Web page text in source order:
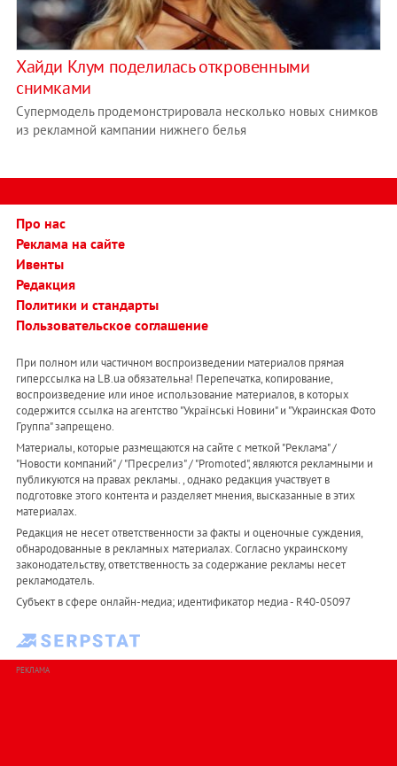
Хайди Клум поделилась откровенными
снимками
Супермодель продемонстрировала несколько новых снимков
из рекламной кампании нижнего белья
Про нас
Реклама на сайте
Ивенты
Редакция
Политики и стандарты
Пользовательское соглашение
При полном или частичном воспроизведении материалов прямая
гиперссылка на LB.ua обязательна! Перепечатка, копирование,
воспроизведение или иное использование материалов, в которых
содержится ссылка на агентство "Українськi Новини" и "Украинская Фото
Группа" запрещено.
Материалы, которые размещаются на сайте с меткой "Реклама" /
"Новости компаний" / "Пресрелиз" / "Promoted", являются рекламными и
публикуются на правах рекламы. , однако редакция участвует в
подготовке этого контента и разделяет мнения, высказанные в этих
материалах.
Редакция не несет ответственности за факты и оценочные суждения,
обнародованные в рекламных материалах. Согласно украинскому
законодательству, ответственность за содержание рекламы несет
рекламодатель.
Субъект в сфере онлайн-медиа; идентификатор медиа - R40-05097
РЕКЛАМА